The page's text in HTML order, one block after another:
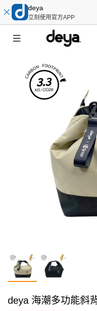
deya
立刻使用官方APP
deya 海潮多功能斜